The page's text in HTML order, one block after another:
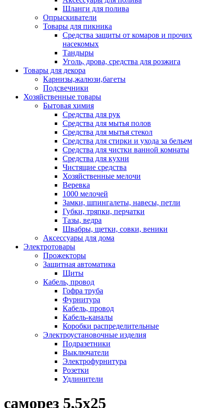
Шланги для полива
Опрыскиватели
Товары для пикника
Средства защиты от комаров и прочих
насекомых
Тандыры
Уголь, дрова, средства для розжига
Товары для декора
Карнизы,жалюзи,багеты
Подсвечники
Хозяйственные товары
Бытовая химия
Средства для рук
Средства для мытья полов
Средства для мытья стекол
Средства для стирки и ухода за бельем
Средства для чистки ванной комнаты
Средства для кухни
Чистящие средства
Хозяйственные мелочи
Веревка
1000 мелочей
Замки, шпингалеты, навесы, петли
Губки, тряпки, перчатки
Тазы, ведра
Швабры, щетки, совки, веники
Аксессуары для дома
Электротовары
Прожекторы
Защитная автоматика
Щиты
Кабель, провод
Гофра труба
Фурнитура
Кабель, провод
Кабель-каналы
Коробки распределительные
Электроустановочные изделия
Подразетники
Выключатели
Электрофурнитура
Розетки
Удлинители
саморез 5,5х25